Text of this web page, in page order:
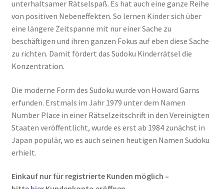
Versandarten
Warenkorb
Widerrufsbelehrung
Zahlungsarten
unterhaltsamer Rätselspaß. Es hat auch eine ganze Reihe
von positiven Nebeneffekten. So lernen Kinder sich über
eine längere Zeitspanne mit nur einer Sache zu
beschäftigen und ihren ganzen Fokus auf eben diese Sache
zu richten. Damit fördert das Sudoku Kinderrätsel die
Konzentration.
Die moderne Form des Sudoku wurde von Howard Garns
erfunden. Erstmals im Jahr 1979 unter dem Namen
Number Place in einer Rätselzeitschrift in den Vereinigten
Staaten veröffentlicht, wurde es erst ab 1984 zunächst in
Japan populär, wo es auch seinen heutigen Namen Sudoku
erhielt.
Einkauf nur für registrierte Kunden möglich –